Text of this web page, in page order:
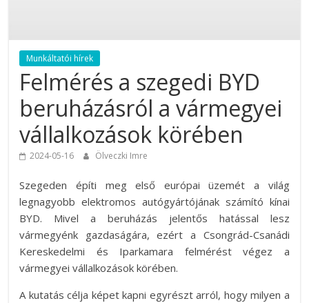
Munkáltatói hírek
Felmérés a szegedi BYD
beruházásról a vármegyei
vállalkozások körében
2024-05-16 Ölveczki Imre
Szegeden építi meg első európai üzemét a világ
legnagyobb elektromos autógyártójának számító kínai
BYD. Mivel a beruházás jelentős hatással lesz
vármegyénk gazdaságára, ezért a Csongrád-Csanádi
Kereskedelmi és Iparkamara felmérést végez a
vármegyei vállalkozások körében.
A kutatás célja képet kapni egyrészt arról, hogy milyen a